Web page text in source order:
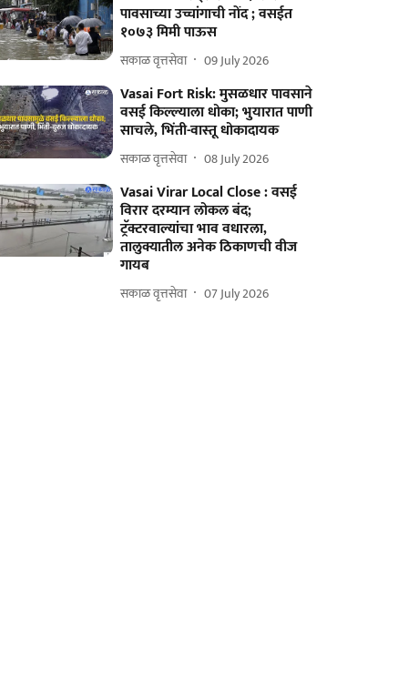
पावसाच्या उच्चांगाची नोंद ; वसईत
१०७३ मिमी पाऊस
सकाळ वृत्तसेवा 09 July 2026
Vasai Fort Risk: मुसळधार पावसाने
वसई किल्ल्याला धोका; भुयारात पाणी
साचले, भिंती-वास्‍तू धोकादायक
सकाळ वृत्तसेवा 08 July 2026
Vasai Virar Local Close : वसई
विरार दरम्यान लोकल बंद;
ट्रॅक्टरवाल्यांचा भाव वधारला,
तालुक्यातील अनेक ठिकाणची वीज
गायब
सकाळ वृत्तसेवा 07 July 2026